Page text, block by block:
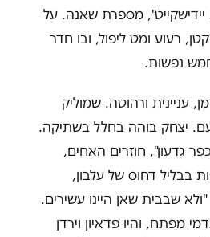
יידישקייט", מספרת שאנה. על
רעוע ומט ליפול, ובו חדר
נפשות.
עניינית ורהוטה. שמוליק
יצחק בוהה בחלל בשתיקה.
גדעון", חוזרים האחים,
בבליל דחוס של עלבון,
שבבית שאן היינו עשירים.
מפתח, והיו פדאיון וירדן